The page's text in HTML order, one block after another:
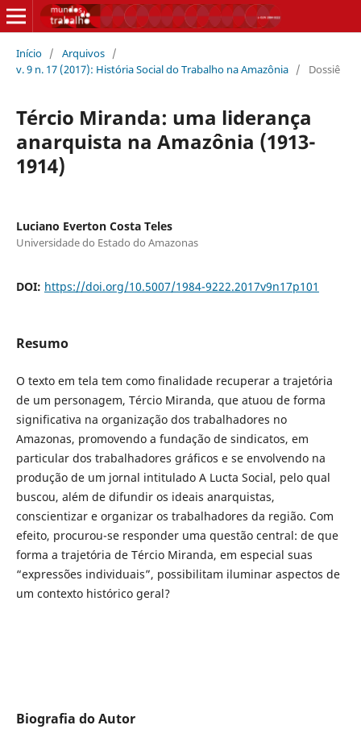
Início / Arquivos /
v. 9 n. 17 (2017): História Social do Trabalho na Amazônia / Dossiê
Tércio Miranda: uma liderança
anarquista na Amazônia (1913-
1914)
Luciano Everton Costa Teles
Universidade do Estado do Amazonas
DOI: https://doi.org/10.5007/1984-9222.2017v9n17p101
Resumo
O texto em tela tem como finalidade recuperar a trajetória
de um personagem, Tércio Miranda, que atuou de forma
significativa na organização dos trabalhadores no
Amazonas, promovendo a fundação de sindicatos, em
particular dos trabalhadores gráficos e se envolvendo na
produção de um jornal intitulado A Lucta Social, pelo qual
buscou, além de difundir os ideais anarquistas,
conscientizar e organizar os trabalhadores da região. Com
efeito, procurou-se responder uma questão central: de que
forma a trajetória de Tércio Miranda, em especial suas
“expressões individuais”, possibilitam iluminar aspectos de
um contexto histórico geral?
Biografia do Autor